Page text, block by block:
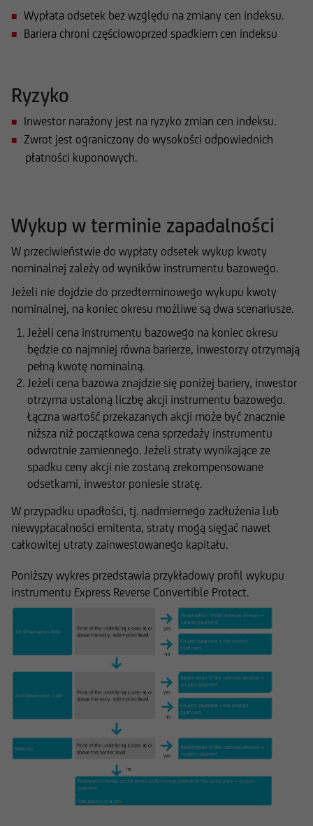
Wypłata odsetek bez względu na zmiany cen indeksu.
Bariera chroni częściowoprzed spadkiem cen indeksu
Ryzyko
Inwestor narażony jest na ryzyko zmian cen indeksu.
Zwrot jest ograniczony do wysokości odpowiednich
płatności kuponowych.
Wykup w terminie zapadalności
W przeciwieństwie do wypłaty odsetek wykup kwoty
nominalnej zależy od wyników instrumentu bazowego.
Jeżeli nie dojdzie do przedterminowego wykupu kwoty
nominalnej, na koniec okresu możliwe są dwa scenariusze.
Jeżeli cena instrumentu bazowego na koniec okresu
będzie co najmniej równa barierze, inwestorzy otrzymają
pełną kwotę nominalną.
Jeżeli cena bazowa znajdzie się poniżej bariery, inwestor
otrzyma ustaloną liczbę akcji instrumentu bazowego.
Łączna wartość przekazanych akcji może być znacznie
niższa niż początkowa cena sprzedaży instrumentu
odwrotnie zamiennego. Jeżeli straty wynikające ze
spadku ceny akcji nie zostaną zrekompensowane
odsetkami, inwestor poniesie stratę.
W przypadku upadłości, tj. nadmiernego zadłużenia lub
niewypłacalności emitenta, straty mogą sięgać nawet
całkowitej utraty zainwestowanego kapitału.
Poniższy wykres przedstawia przykładowy profil wykupu
instrumentu Express Reverse Convertible Protect.